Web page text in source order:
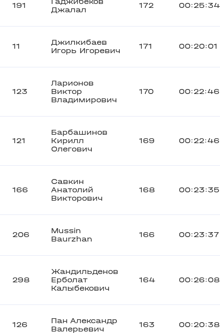
191
Гаджибеков
Джалал
172 00:25:34
11
Джилкибаев
Игорь Игоревич
171 00:20:01
123
Ларионов
Виктор
Владимирович
170 00:22:46
121
Барбашинов
Кирилл
Олегович
169 00:22:46
166
Савкин
Анатолий
Викторович
168 00:23:35
206
Mussin
Baurzhan
166 00:23:37
298
Жандильденов
Ерболат
Калыбекович
164 00:26:08
126
Пан Александр
Валерьевич
163 00:20:38